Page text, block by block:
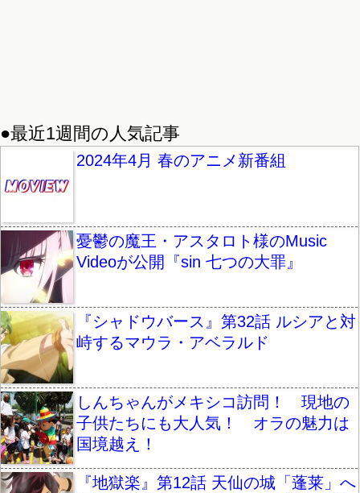
●最近1週間の人気記事
2024年4月 春のアニメ新番組
憂鬱の魔王・アスタロト様のMusic
Videoが公開『sin 七つの大罪』
『シャドウバース』第32話 ルシアと対
峙するマウラ・アベラルド
しんちゃんがメキシコ訪問！ 現地の
子供たちにも大人気！ オラの魅力は
国境越え！
『地獄楽』第12話 天仙の城「蓬莱」へ